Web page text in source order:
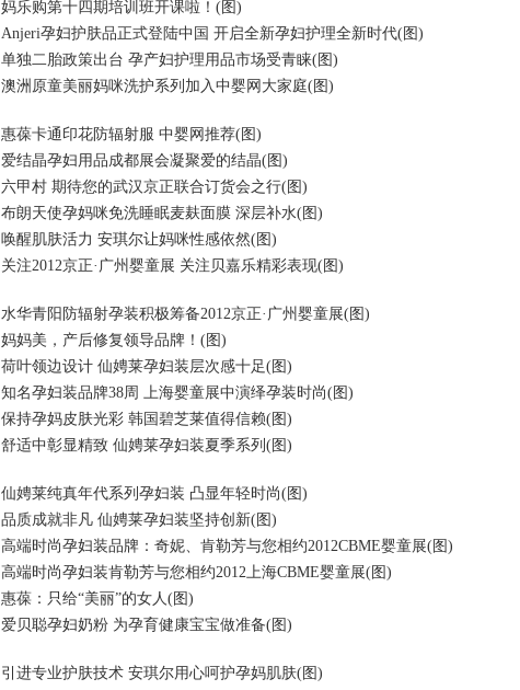
妈乐购第十四期培训班开课啦！(图)
Anjeri孕妇护肤品正式登陆中国 开启全新孕妇护理全新时代(图)
单独二胎政策出台 孕产妇护理用品市场受青睐(图)
澳洲原童美丽妈咪洗护系列加入中婴网大家庭(图)
惠葆卡通印花防辐射服 中婴网推荐(图)
爱结晶孕妇用品成都展会凝聚爱的结晶(图)
六甲村 期待您的武汉京正联合订货会之行(图)
布朗天使孕妈咪免洗睡眠麦麸面膜 深层补水(图)
唤醒肌肤活力 安琪尔让妈咪性感依然(图)
关注2012京正·广州婴童展 关注贝嘉乐精彩表现(图)
水华青阳防辐射孕装积极筹备2012京正·广州婴童展(图)
妈妈美，产后修复领导品牌！(图)
荷叶领边设计 仙娉莱孕妇装层次感十足(图)
知名孕妇装品牌38周 上海婴童展中演绎孕装时尚(图)
保持孕妈皮肤光彩 韩国碧芝莱值得信赖(图)
舒适中彰显精致 仙娉莱孕妇装夏季系列(图)
仙娉莱纯真年代系列孕妇装 凸显年轻时尚(图)
品质成就非凡 仙娉莱孕妇装坚持创新(图)
高端时尚孕妇装品牌：奇妮、肯勒芳与您相约2012CBME婴童展(图)
高端时尚孕妇装肯勒芳与您相约2012上海CBME婴童展(图)
惠葆：只给“美丽”的女人(图)
爱贝聪孕妇奶粉 为孕育健康宝宝做准备(图)
引进专业护肤技术 安琪尔用心呵护孕妈肌肤(图)